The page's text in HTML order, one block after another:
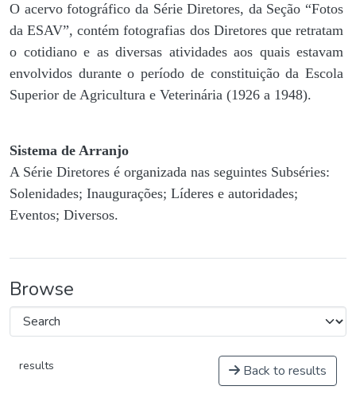
O acervo fotográfico da Série Diretores, da Seção “Fotos
da ESAV”, contém fotografias dos Diretores que retratam
o cotidiano e as diversas atividades aos quais estavam
envolvidos durante o período de constituição da Escola
Superior de Agricultura e Veterinária (1926 a 1948).
Sistema de Arranjo
A Série Diretores é organizada nas seguintes Subséries:
Solenidades; Inaugurações; Líderes e autoridades;
Eventos; Diversos.
Browse
results Back to results